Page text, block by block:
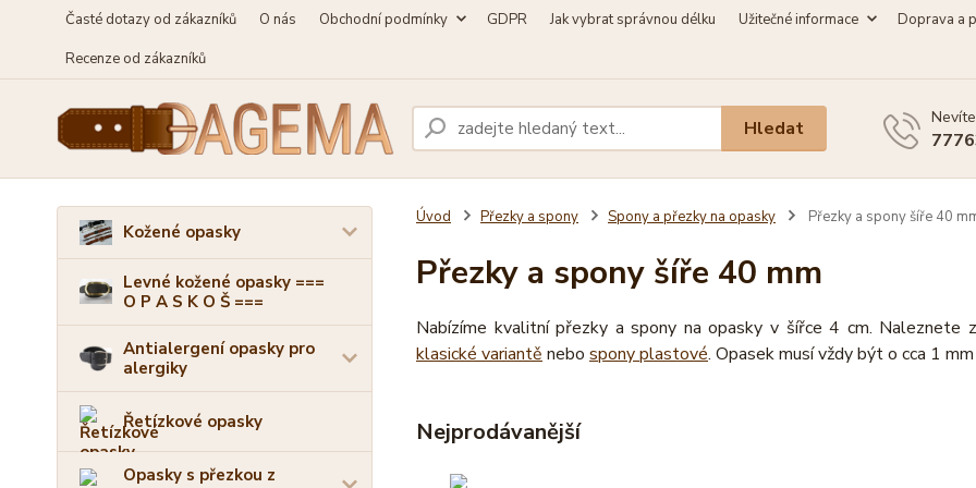
Časté dotazy od zákazníků O nás Obchodní podmínky GDPR Jak vybrat správnou délku Užitečné informace
Doprava a
Recenze od zákazníků
Hledat
Kožené opasky
Levné kožené opasky ===
O P A S K O Š ===
Antialergení opasky pro
alergiky
Řetízkové opasky
Opasky s přezkou z
Úvod Přezky a spony Spony a přezky na opasky Přezky a spony šíře 40
Přezky a spony šíře 40 mm
Nabízíme kvalitní přezky a spony na opasky v šířce 4 cm. Naleznete
klasické variantě nebo spony plastové. Opasek musí vždy být o cca 1
Nejprodávanější